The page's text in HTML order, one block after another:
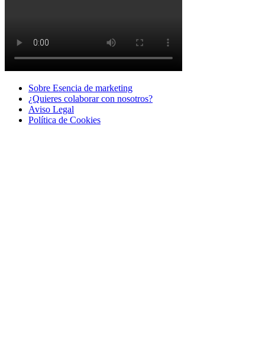
Sobre Esencia de marketing
¿Quieres colaborar con nosotros?
Aviso Legal
Polí­tica de Cookies